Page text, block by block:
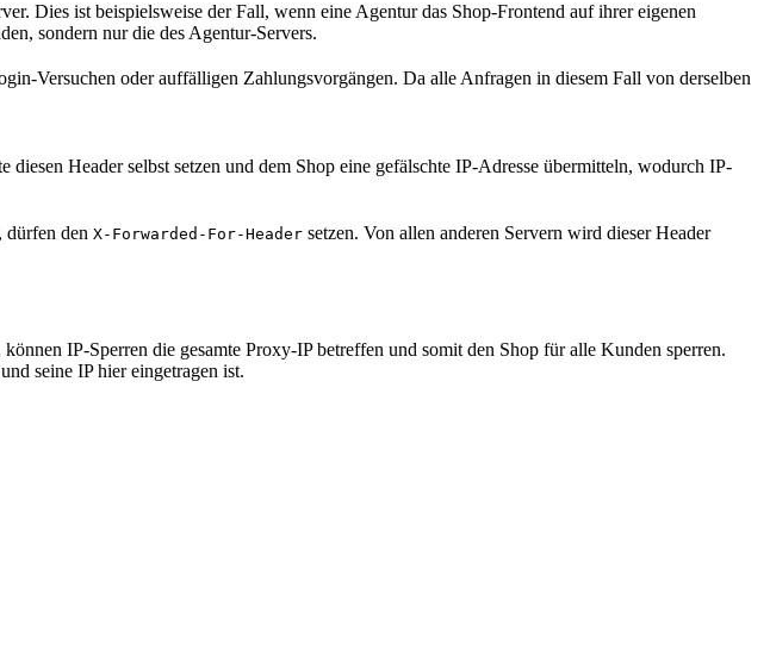
Dies ist beispielsweise der Fall, wenn eine Agentur das Shop-Frontend auf ihrer eigenen
sondern nur die des Agentur-Servers.
Versuchen oder auffälligen Zahlungsvorgängen. Da alle Anfragen in diesem Fall von derselben
Header selbst setzen und dem Shop eine gefälschte IP-Adresse übermitteln, wodurch IP-
dürfen den X-Forwarded-For-Header setzen. Von allen anderen Servern wird dieser Header
IP-Sperren die gesamte Proxy-IP betreffen und somit den Shop für alle Kunden sperren.
seine IP hier eingetragen ist.